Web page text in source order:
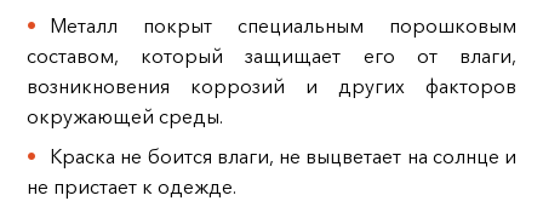
Металл покрыт специальным порошковым
составом, который защищает его от влаги,
возникновения коррозий и других факторов
окружающей среды.
Краска не боится влаги, не выцветает на солнце и
не пристает к одежде.